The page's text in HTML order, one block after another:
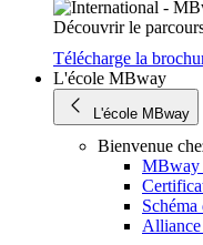
Découvrir le
Télécharge la
L'école MBway
L'école MBway
Bienvenue
MBway
Schéma
Alliance